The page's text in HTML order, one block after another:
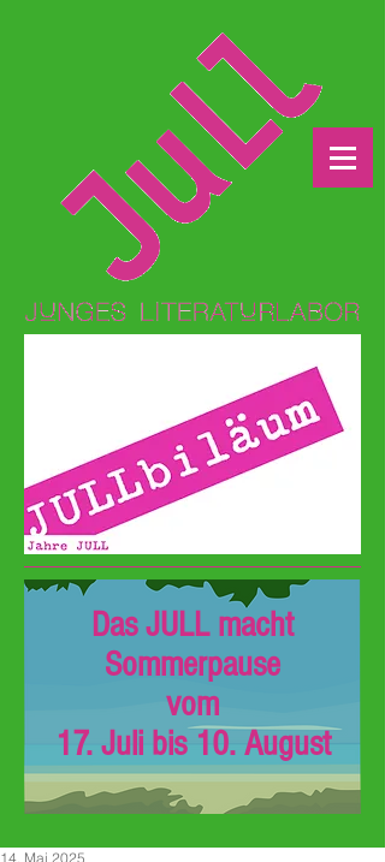
Das JULL macht
Sommerpause
vom
17. Juli bis 10. August
14. Mai 2025